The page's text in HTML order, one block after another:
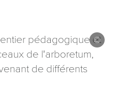
pédagogique et
de l'arboretum,
de différents
à partir de ce formulaire sont
de votre demande (sauf
d’un droit d’accès, de
aux données vous concernant,
adressant une demande par